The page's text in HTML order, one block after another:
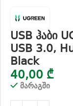
USB ჰაბი
USB 3.0,
Black
40,00 ₾
მარაგში